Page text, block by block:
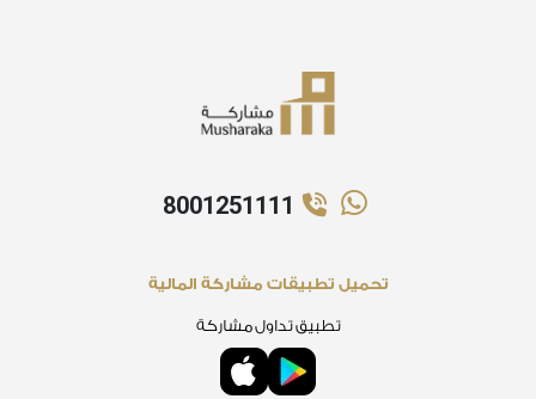
8001251111
تحميل تطبيقات مشاركة المالية
تطبيق تداول مشاركة